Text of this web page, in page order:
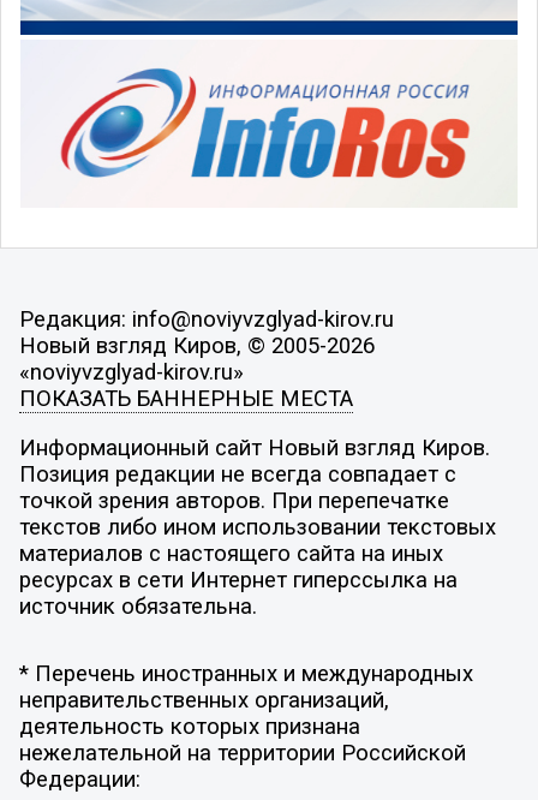
Редакция: info@noviyvzglyad-kirov.ru
Новый взгляд Киров, © 2005-2026
«noviyvzglyad-kirov.ru»
ПОКАЗАТЬ БАННЕРНЫЕ МЕСТА
Информационный сайт Новый взгляд Киров.
Позиция редакции не всегда совпадает с
точкой зрения авторов. При перепечатке
текстов либо ином использовании текстовых
материалов с настоящего сайта на иных
ресурсах в сети Интернет гиперссылка на
источник обязательна.
* Перечень иностранных и международных
неправительственных организаций,
деятельность которых признана
нежелательной на территории Российской
Федерации: